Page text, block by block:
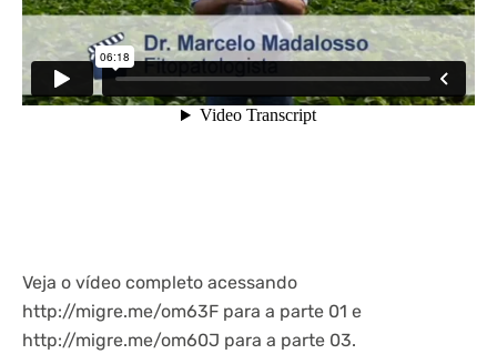
Veja o vídeo completo acessando
http://migre.me/om63F para a parte 01 e
http://migre.me/om60J para a parte 03.